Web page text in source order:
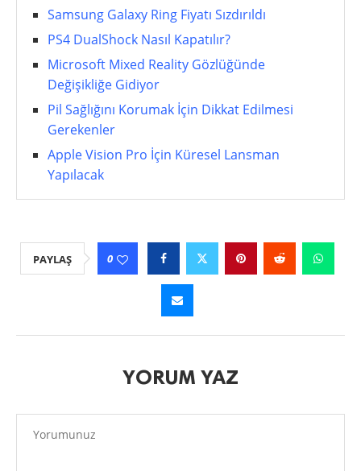
Samsung Galaxy Ring Fiyatı Sızdırıldı
PS4 DualShock Nasıl Kapatılır?
Microsoft Mixed Reality Gözlüğünde
Değişikliğe Gidiyor
Pil Sağlığını Korumak İçin Dikkat Edilmesi
Gerekenler
Apple Vision Pro İçin Küresel Lansman
Yapılacak
PAYLAŞ 0
YORUM YAZ